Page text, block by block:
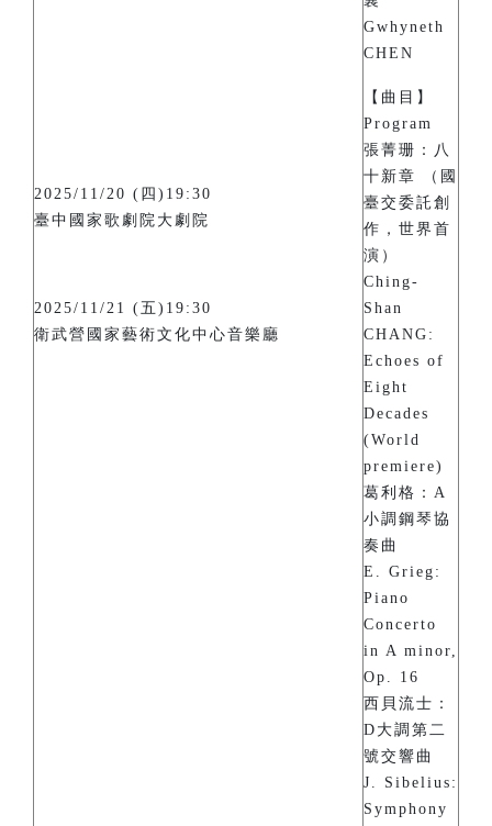
2025/11/20 (四)19:30
臺中國家歌劇院大劇院
2025/11/21 (五)19:30
衛武營國家藝術文化中心音樂廳
Gwhyneth
CHEN
【曲目】
Program
張菁珊：八
十新章 （國
臺交委託創
作，世界首
演）
Ching-
Shan
CHANG:
Echoes of
Eight
Decades
(World
premiere)
葛利格：A
小調鋼琴協
奏曲
E. Grieg:
Piano
Concerto
in A minor,
Op. 16
西貝流士：
D大調第二
號交響曲
J. Sibelius:
Symphony